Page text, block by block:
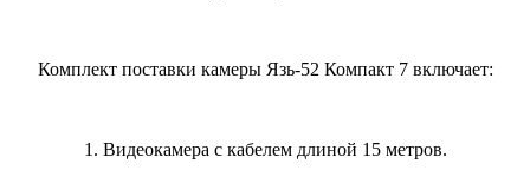
Комплект поставки камеры Язь-52 Компакт 7 включает:
1. Видеокамера с кабелем длиной 15 метров.